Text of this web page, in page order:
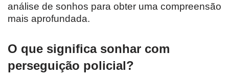
análise de sonhos para obter uma compreensão
mais aprofundada.
O que significa sonhar com
perseguição policial?